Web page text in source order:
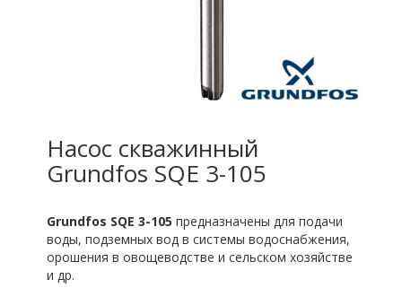
Насос скважинный
Grundfos SQE 3-105
Grundfos SQE 3-105 предназначены для подачи
воды, подземных вод в системы водоснабжения,
орошения в овощеводстве и сельском хозяйстве
и др.